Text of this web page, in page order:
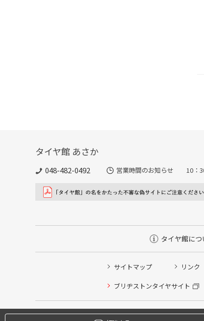
タイヤ館 あさか
048-482-0492 営業時間のお知らせ 10：
タイヤ館につ
サイトマップ リンク
ブリヂストンタイヤサイト
タイヤ点検・安全点検/タイヤ履き替え/オイル交換/
クローク契約会員専用タイヤ履き替え※タイヤ履
本日のタイヤ履き替え順番待ち予約 ※クローク契約